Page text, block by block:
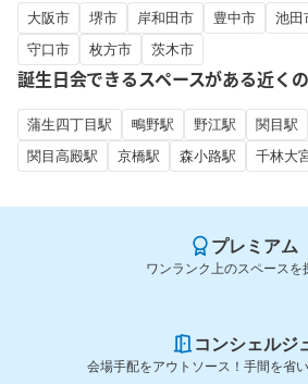
大阪市 堺市 岸和田市 豊中市 池田
守口市
枚方市 茨木市
誕生日会できるスペースがある近く
蒲生四丁目駅 鴫野駅 野江駅 関目駅
関目高殿駅
京橋駅 森小路駅 千林大
プレミアム
ワンランク上のスペースを
コンシェルジ
会場手配をアウトソース！手間を省